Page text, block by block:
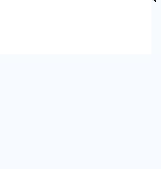
este domingo 11 de